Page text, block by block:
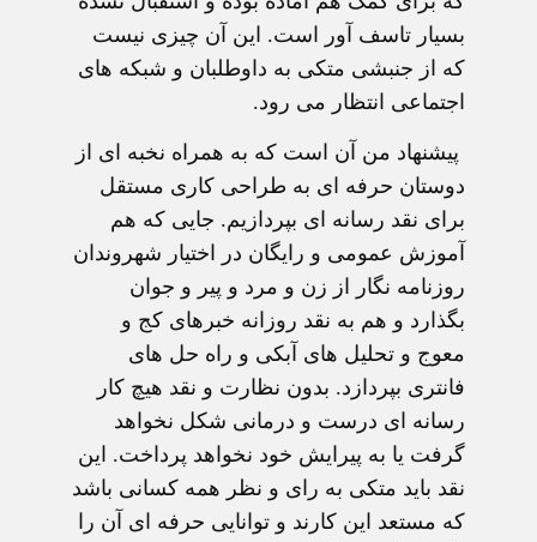
بسیار تاسف آور است. این آن چیزی نیست
که از جنبشی متکی به داوطلبان و شبکه های
اجتماعی انتظار می رود.
پیشنهاد من آن است که به همراه نخبه ای از
دوستان حرفه ای به طراحی کاری مستقل
برای نقد رسانه ای بپردازیم. جایی که هم
آموزش عمومی و رایگان در اختیار شهروندان
روزنامه نگار از زن و مرد و پیر و جوان
بگذارد و هم به نقد روزانه خبرهای کج و
معوج و تحلیل های آبکی و راه حل های
فانتری بپردازد. بدون نظارت و نقد هیچ کار
رسانه ای درست و درمانی شکل نخواهد
گرفت یا به پیرایش خود نخواهد پرداخت. این
نقد باید متکی به رای و نظر همه کسانی باشد
که مستعد این کارند و توانایی حرفه ای آن را